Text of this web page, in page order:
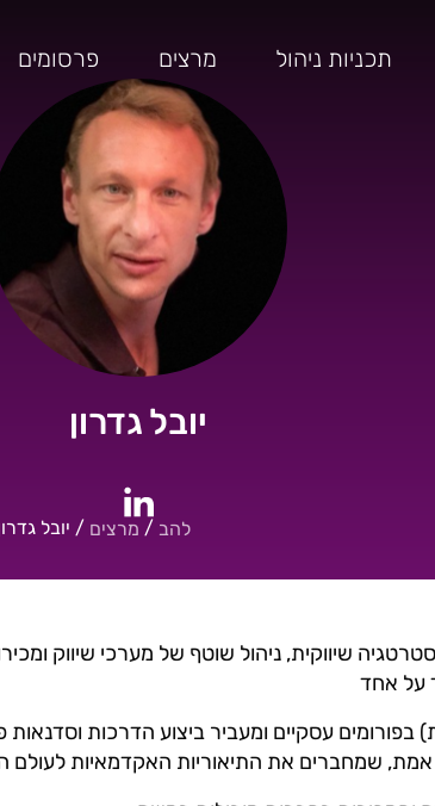
תכניות ניהול מרצים פרסומים
יובל גדרון
לחשבון הלינקדין של
להב / מרצים / יובל
שיווקית, ניהול שוטף של מערכי שיווק
על אחד
בפורומים עסקיים ומעביר ביצוע הדרכות
אמת, שמחברים את התיאוריות האקדמאיות